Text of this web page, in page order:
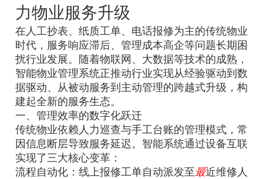
力物业服务升级
在人工抄表、纸质工单、电话报修为主的传统物业
时代，服务响应滞后、管理成本高企等问题长期困
扰行业发展。随着物联网、大数据等技术的成熟，
智能物业管理系统正推动行业实现从经验驱动到数
据驱动、从被动服务到主动管理的跨越式升级，构
建起全新的服务生态。
一、管理效率的数字化跃迁
传统物业依赖人力巡查与手工台账的管理模式，常
因信息断层导致服务延迟。智能系统通过设备互联
实现了三大核心变革：
‌流程自动化‌：线上报修工单自动派发至最近维修人